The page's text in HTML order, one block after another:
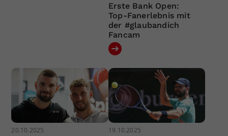
Erste Bank Open:
Top-Fanerlebnis mit
der #glaubandich
Fancam
20.10.2025 19.10.2025